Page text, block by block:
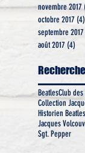
novembre 2017
octobre 2017 (4)
septembre 2017
août 2017 (4)
BeatlesClub
Collection
Historien Beatles
Sgt. Pepper